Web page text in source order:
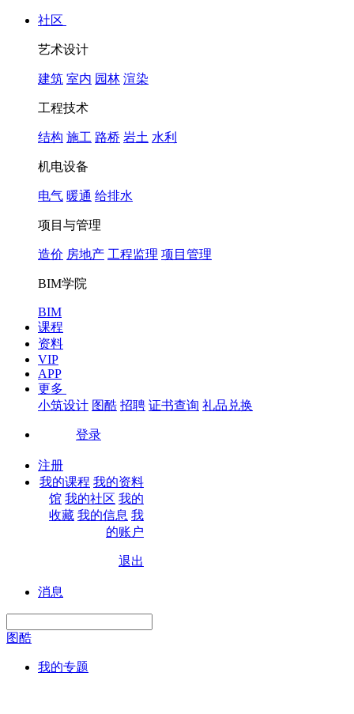
社区
艺术设计
建筑 室内 园林 渲染
工程技术
结构 施工 路桥 岩土 水利
机电设备
电气 暖通 给排水
项目与管理
造价 房地产 工程监理 项目管理
BIM学院
BIM
课程
资料
VIP
APP
更多
小筑设计 图酷 招聘 证书查询 礼品兑换
登录
注册
我的课程 我的资料
馆 我的社区 我的
收藏 我的信息 我
的账户
退出
消息
图酷
我的专题